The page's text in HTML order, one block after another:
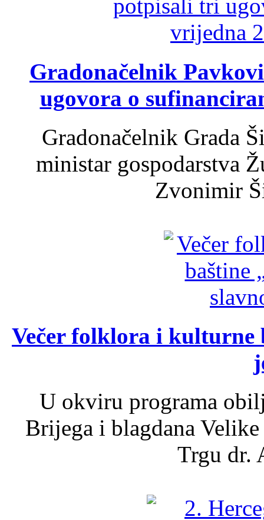
Gradonačelnik
ugovora o
Gradonačelnik Grada
ministar gospodarstva
Zvonimir
Večer folklora i kulturne
U okviru programa
Brijega i blagdana
Trgu dr.